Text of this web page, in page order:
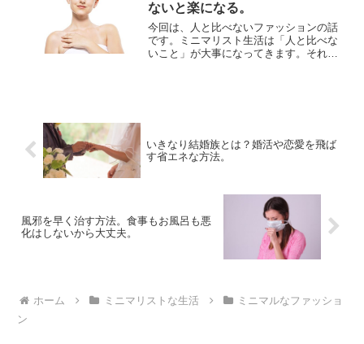
ないと楽になる。
今回は、人と比べないファッションの話
です。ミニマリスト生活は「人と比べな
いこと」が大事になってきます。それ
いきなり結婚族とは？婚活や恋愛を飛ば
す省エネな方法。
風邪を早く治す方法。食事もお風呂も悪
化はしないから大丈夫。
ホーム ミニマリストな生活
ミニマルなファッショ
ン